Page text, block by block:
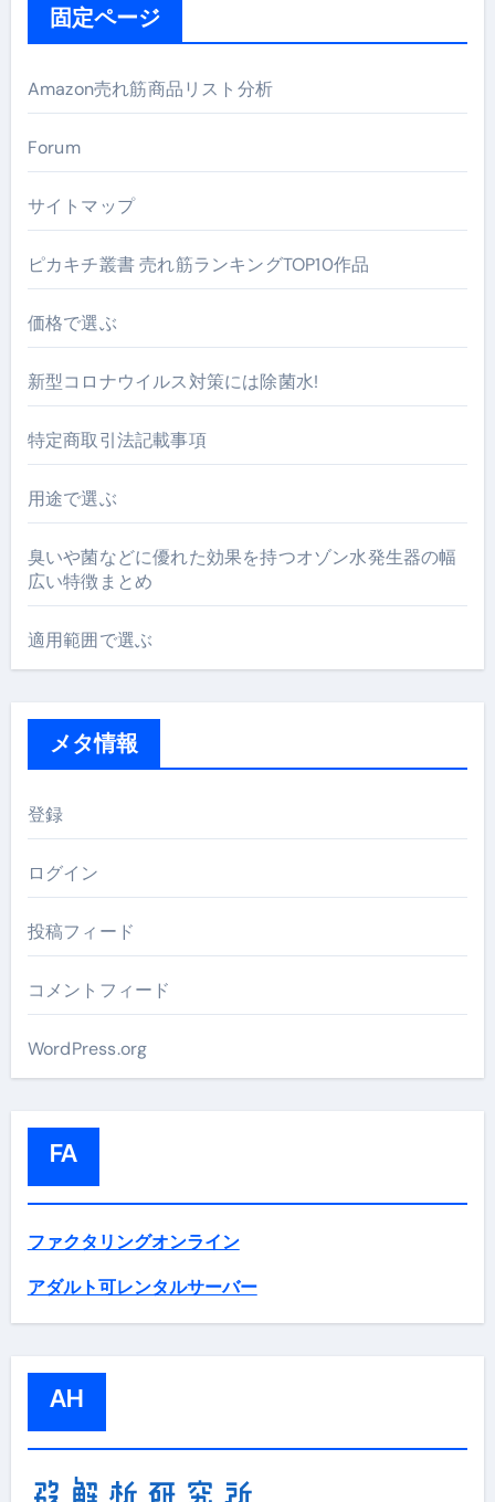
固定ページ
Amazon売れ筋商品リスト分析
Forum
サイトマップ
ピカキチ叢書 売れ筋ランキングTOP10作品
価格で選ぶ
新型コロナウイルス対策には除菌水!
特定商取引法記載事項
用途で選ぶ
臭いや菌などに優れた効果を持つオゾン水発生器の幅
広い特徴まとめ
適用範囲で選ぶ
メタ情報
登録
ログイン
投稿フィード
コメントフィード
WordPress.org
FA
ファクタリングオンライン
アダルト可レンタルサーバー
AH